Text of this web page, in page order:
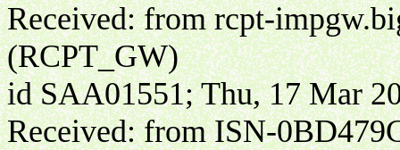
Received: from rcpt-
(RCPT_GW)
id SAA01551; Thu, 17 Mar
Received: from ISN-